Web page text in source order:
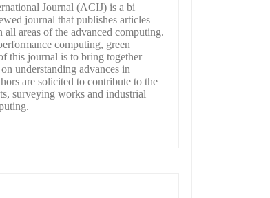
Journal (ACIJ) is a bi
journal that publishes articles
areas of the advanced computing.
computing, green
this journal is to bring together
understanding advances in
are solicited to contribute to the
surveying works and industrial